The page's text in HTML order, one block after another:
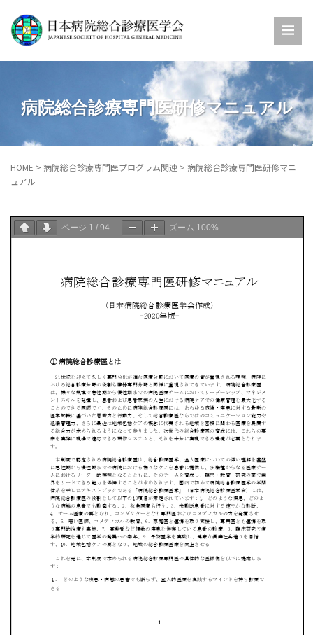
病院総合診療専門医研修マニュアル
HOME > 病院総合診療専門医プログラム関連 > 病院総合診療専門医研修マニ
ュアル
ページ 1 / 94 ズーム 100%